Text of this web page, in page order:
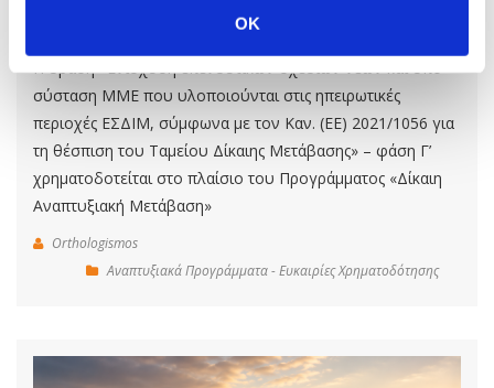
OK
ηπειρωτικές περιοχές ΕΣΔΙΜ
Η δράση «Ενίσχυση επενδυτικών σχεδίων νέων και υπό
σύσταση ΜΜΕ που υλοποιούνται στις ηπειρωτικές
περιοχές ΕΣΔΙΜ, σύμφωνα με τον Καν. (ΕΕ) 2021/1056 για
τη θέσπιση του Ταμείου Δίκαιης Μετάβασης» – φάση Γ’
χρηματοδοτείται στο πλαίσιο του Προγράμματος «Δίκαιη
Αναπτυξιακή Μετάβαση»
Orthologismos
Αναπτυξιακά Προγράμματα - Ευκαιρίες Χρηματοδότησης